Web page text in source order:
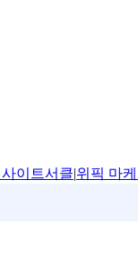
이트서클|위픽 마케